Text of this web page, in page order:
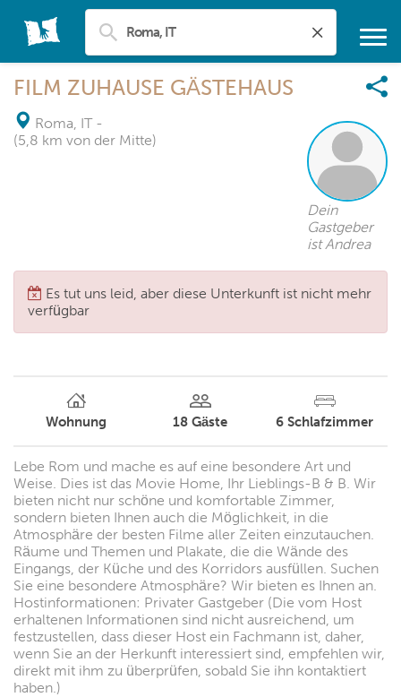
FILM ZUHAUSE GÄSTEHAUS
Roma, IT -
(5,8 km von der Mitte)
Dein
Gastgeber
ist Andrea
Es tut uns leid, aber diese Unterkunft ist nicht mehr
verfügbar
Wohnung 18 Gäste 6 Schlafzimmer
Lebe Rom und mache es auf eine besondere Art und
Weise. Dies ist das Movie Home, Ihr Lieblings-B & B. Wir
bieten nicht nur schöne und komfortable Zimmer,
sondern bieten Ihnen auch die Möglichkeit, in die
Atmosphäre der besten Filme aller Zeiten einzutauchen.
Räume und Themen und Plakate, die die Wände des
Eingangs, der Küche und des Korridors ausfüllen. Suchen
Sie eine besondere Atmosphäre? Wir bieten es Ihnen an.
Hostinformationen: Privater Gastgeber (Die vom Host
erhaltenen Informationen sind nicht ausreichend, um
festzustellen, dass dieser Host ein Fachmann ist, daher,
wenn Sie an der Herkunft interessiert sind, empfehlen wir,
direkt mit ihm zu überprüfen, sobald Sie ihn kontaktiert
haben.)